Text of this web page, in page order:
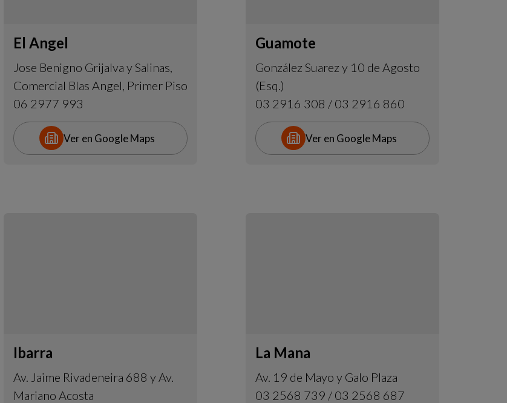
El Angel
Jose Benigno Grijalva y Salinas,
Comercial Blas Angel, Primer Piso
06 2977 993
Ver en Google Maps
Guamote
González Suarez y 10 de Agosto
(Esq.)
03 2916 308 / 03 2916 860
Ver en Google Maps
Ibarra
Av. Jaime Rivadeneira 688 y Av.
Mariano Acosta
La Mana
Av. 19 de Mayo y Galo Plaza
03 2568 739 / 03 2568 687